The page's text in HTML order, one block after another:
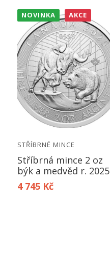
NOVINKA AKCE
STŘÍBRNÉ MINCE
Stříbrná mince 2 oz
býk a medvěd r. 2025
4 745 Kč